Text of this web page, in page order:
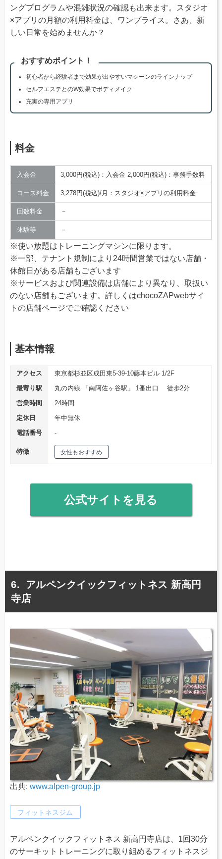
ングプログラムや混雑状況の確認も出来ます。スタジオ
×アプリの月額の利用料金は、ワンプライス。さあ、新
しい日常を始めませんか？
おすすめポイント！
初心者から経験者まで効果が出やすいマシーンのラインナップ
セルフエステとのW効果でボディメイク
充実の専用アプリ
料金
入会金 3,000円(税込)：入会金 2,000円(税込)：事務手数料
コース料金 3,278円(税込)/月：スタジオ×アプリの利用料金
回数料金 －
体験等 －
※使い放題はトレーニングマシンに限ります。
※一部、テナント規制により24時間営業ではない店舗・
休館日がある店舗もございます
※サービスおよび関連設備は店舗により異なり、取扱い
のない店舗もございます。詳しくはchocoZAPwebサイ
トの店舗ページでご確認ください
基本情報
アクセス
東京都杉並区成田東5-39-10藤本ビル 1/2F
最寄り駅
丸の内線 「南阿佐ヶ谷駅」 1番出口 徒歩2分
営業時間
24時間
定休日
年中無休
電話番号
‐
特徴 女性もおすすめ
公式サイトを見る
アルペンクイックフィットネス 新高円
寺店
出典: www.alpen-group.jp
フィットネスジム
アルペンクイックフィットネス 新高円寺店は、1回30分
のサーキットトレーニングに取り組めるフィットネスジ